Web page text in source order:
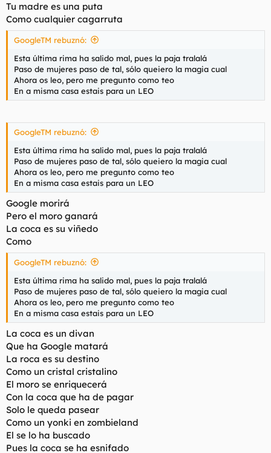
Tu madre es una puta
Como cualquier cagarruta
GoogleTM rebuznó:
Esta última rima ha salido mal, pues la paja tralalá
Paso de mujeres paso de tal, sólo queiero la magia cual
Ahora os leo, pero me pregunto como teo
En a misma casa estais para un LEO
GoogleTM rebuznó:
Esta última rima ha salido mal, pues la paja tralalá
Paso de mujeres paso de tal, sólo queiero la magia cual
Ahora os leo, pero me pregunto como teo
En a misma casa estais para un LEO
Google morirá
Pero el moro ganará
La coca es su viñedo
Como
GoogleTM rebuznó:
Esta última rima ha salido mal, pues la paja tralalá
Paso de mujeres paso de tal, sólo queiero la magia cual
Ahora os leo, pero me pregunto como teo
En a misma casa estais para un LEO
La coca es un divan
Que ha Google matará
La roca es su destino
Como un cristal cristalino
El moro se enriquecerá
Con la coca que ha de pagar
Solo le queda pasear
Como un yonki en zombieland
El se lo ha buscado
Pues la coca se ha esnifado